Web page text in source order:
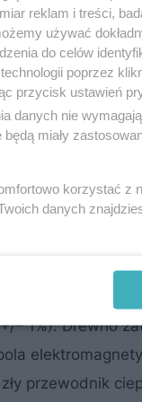
szybkie zmiany
wody, podlega
na zmiany
tarcie
więc suszyć
żerujących w
bowiem
znaczy, że
w drewnie –
pochłonie
suchego
– 1%). Drewno
przewodnik
reklam i treści,
używać
do celów
poprzez
przycisk ustawień
danych nie
miały
korzystać z
danych